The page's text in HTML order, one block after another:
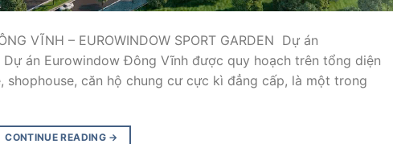
VĨNH – EUROWINDOW SPORT GARDEN Dự án
án Eurowindow Đông Vĩnh được quy hoạch trên tổng diện
căn hộ chung cư cực kì đẳng cấp, là một trong
CONTINUE READING →